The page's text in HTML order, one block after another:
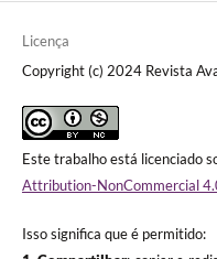
Licença
Copyright (c) 2024 Revista
Este trabalho está licenciado
Attribution-NonCommercial
Isso significa que é permitido: